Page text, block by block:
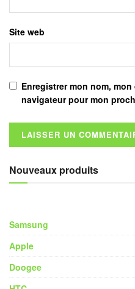
Site web
Enregistrer mon nom,
navigateur pour mon
Nouveaux produits
Samsung
Apple
Doogee